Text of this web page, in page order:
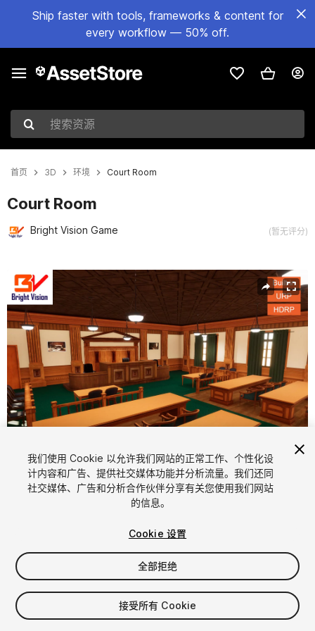
Ship faster with tools, frameworks & content for
every workflow — 50% off.
搜索资源
首页 3D 环境 Court Room
Court Room
Bright Vision Game (暂无评分)
当前幻灯片：1 / 14
1/14
$9.99
增值税将在结算时计算
我们使用 Cookie 以允许我们网站的正常工作、个性化设
计内容和广告、提供社交媒体功能并分析流量。我们还同
社交媒体、广告和分析合作伙伴分享有关您使用我们网站
的信息。
Cookie 设置
全部拒绝
接受所有 Cookie